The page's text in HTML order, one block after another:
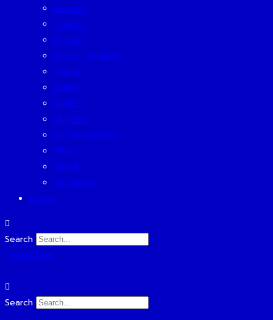
BEAUTY
CAREER
EATERY
ENTERTAINMENT
FAMILY
LIVING
MONEY
MUTELU
SUSTAINABILITY
TECH
TRAVEL
WELLNESS
EVENT
Search
Subscribe
Search